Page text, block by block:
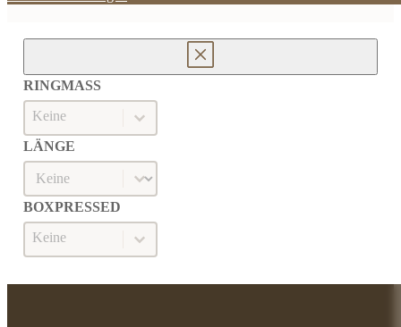
RINGMASS
RINGMASS
Ringmaß
LÄNGE
LÄNGE
Länge
BOXPRESSED
BOXPRESSED
Boxpressed